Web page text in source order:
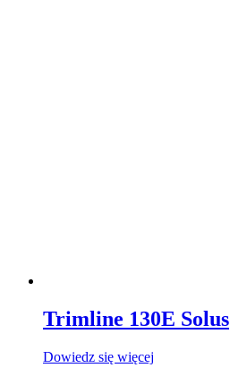
Trimline 130E Solus
Dowiedz się więcej